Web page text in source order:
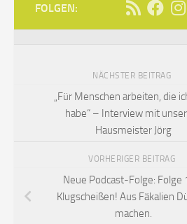
FOLGEN:
NÄCHSTER BEITRAG
„Für Menschen arbeiten, die
habe“ – Interview mit
Hausmeister Jörg
VORHERIGER BEITRAG
Neue Podcast-Folge: Folge
Klugscheißen! Aus Fäkalien
machen.